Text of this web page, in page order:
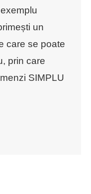
un
care se poate
prin care
SIMPLU